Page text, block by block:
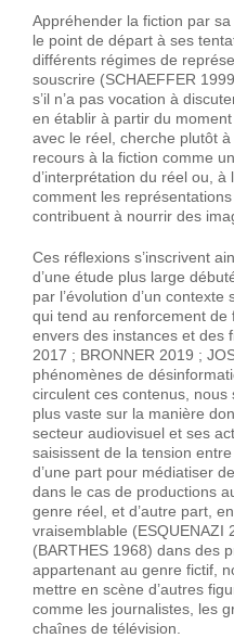
Appréhender la fiction par
le point de départ à ses
différents régimes de
souscrire (SCHAEFFER
s’il n’a pas vocation à
en établir à partir du moment
avec le réel, cherche plutôt
recours à la fiction comme
d’interprétation du réel ou, à
comment les
contribuent à nourrir des
Ces réflexions s’inscrivent
d’une étude plus large
par l’évolution d’un
qui tend au renforcement de
envers des instances et des
2017 ; BRONNER 2019 ;
phénomènes de
circulent ces contenus,
plus vaste sur la manière
secteur audiovisuel et ses
saisissent de la tension
d’une part pour médiatiser
dans le cas de productions
genre réel, et d’autre part,
vraisemblable (ESQUENAZI
(BARTHES 1968) dans des
appartenant au genre fictif,
mettre en scène d’autres
comme les journalistes, les
chaînes de télévision.